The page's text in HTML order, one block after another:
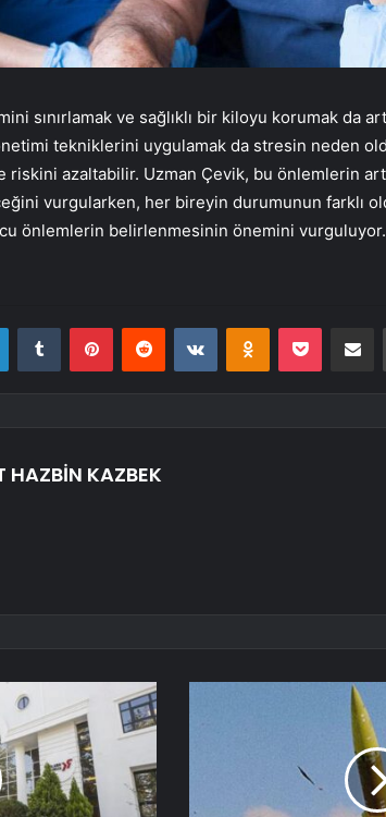
sınırlamak ve sağlıklı bir kiloyu korumak da
tekniklerini uygulamak da stresin neden
azaltabilir. Uzman Çevik, bu önlemlerin
vurgularken, her bireyin durumunun farklı
önlemlerin belirlenmesinin önemini vurguluyor.
LinkedInTumblr PinterestReddit VKontakteOdnoklassniki
Pocket
HAZBİN KAZBEK